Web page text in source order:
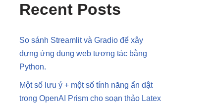
Recent Posts
So sánh Streamlit và Gradio để xây
dựng ứng dụng web tương tác bằng
Python.
Một số lưu ý + một số tính năng ẩn dật
trong OpenAI Prism cho soạn thảo Latex